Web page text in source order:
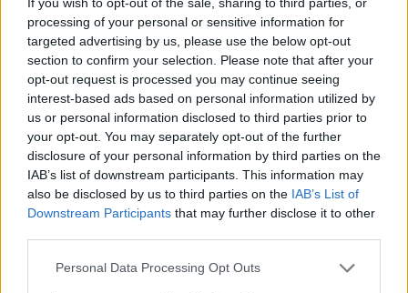
processing of your personal or sensitive information for
targeted advertising by us, please use the below opt-out
section to confirm your selection. Please note that after your
opt-out request is processed you may continue seeing
interest-based ads based on personal information utilized by
us or personal information disclosed to third parties prior to
your opt-out. You may separately opt-out of the further
disclosure of your personal information by third parties on the
IAB’s list of downstream participants. This information may
also be disclosed by us to third parties on the IAB’s List of
Downstream Participants that may further disclose it to other
Please note that this website/app uses one or more Google
Personal Data Processing Opt Outs
favoritas. ¡No te pierdas ni un momento de esta
emocionante competencia!
AUTOR
staff